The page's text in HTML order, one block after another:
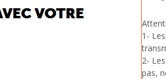
1-
2-
pas,